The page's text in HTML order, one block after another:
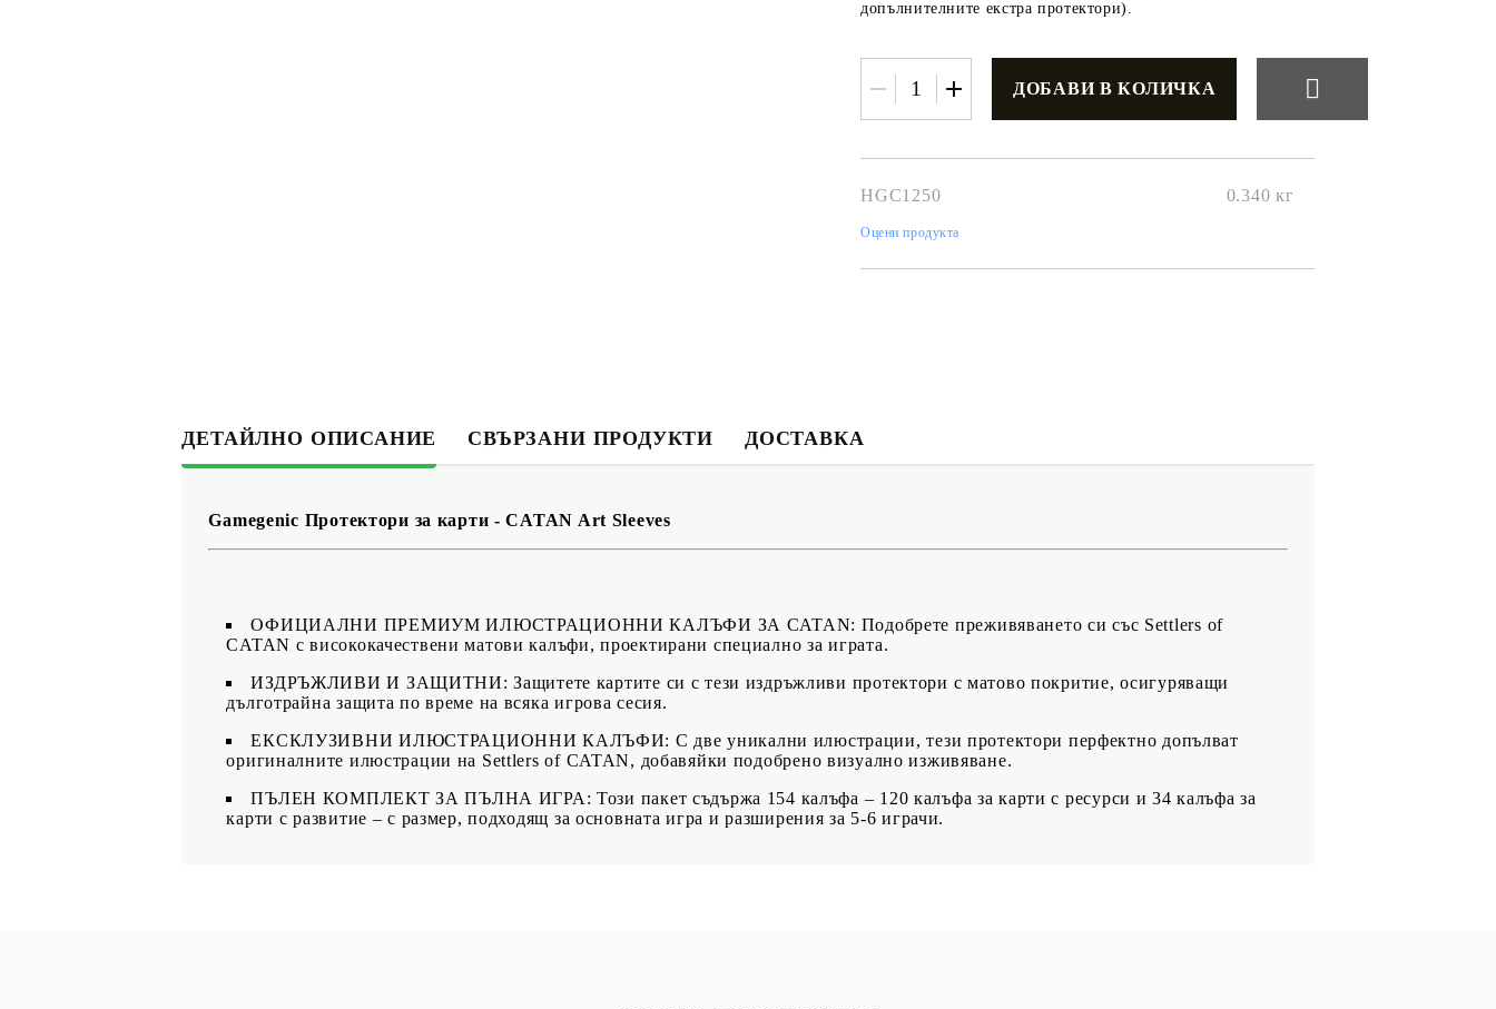
USD EUR BGN RON
BG EN RO
допълнителните екстра протектори).
HGC1250 0.340 кг
Оцени продукта
ДЕТАЙЛНО ОПИСАНИЕ СВЪРЗАНИ ПРОДУКТИ ДОСТАВКА
Gamegenic Протектори за карти - CATAN Art Sleeves
ОФИЦИАЛНИ ПРЕМИУМ ИЛЮСТРАЦИОННИ КАЛЪФИ ЗА CATAN: Подобрете преживяването си със Settlers of
CATAN с висококачествени матови калъфи, проектирани специално за играта.
ИЗДРЪЖЛИВИ И ЗАЩИТНИ: Защитете картите си с тези издръжливи протектори с матово покритие, осигуряващи
дълготрайна защита по време на всяка игрова сесия.
ЕКСКЛУЗИВНИ ИЛЮСТРАЦИОННИ КАЛЪФИ: С две уникални илюстрации, тези протектори перфектно допълват
оригиналните илюстрации на Settlers of CATAN, добавяйки подобрено визуално изживяване.
ПЪЛЕН КОМПЛЕКТ ЗА ПЪЛНА ИГРА: Този пакет съдържа 154 калъфа – 120 калъфа за карти с ресурси и 34 калъфа за
карти с развитие – с размер, подходящ за основната игра и разширения за 5-6 играчи.